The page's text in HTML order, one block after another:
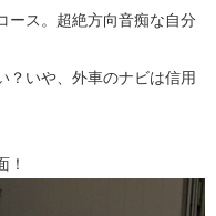
ース。超絶方向音痴な自分
？いや、外車のナビは信用
！